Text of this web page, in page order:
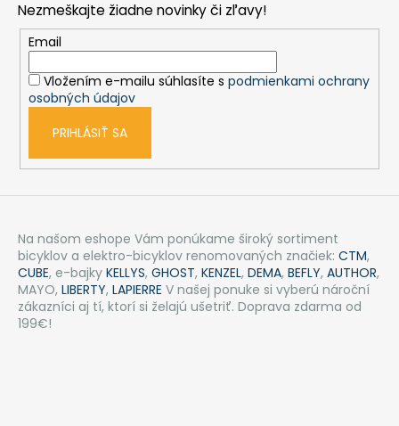
Nezmeškajte žiadne novinky či zľavy!
Email
Vložením e-mailu súhlasíte s podmienkami ochrany
osobných údajov
PRIHLÁSIŤ SA
Na našom eshope Vám ponúkame široký sortiment
bicyklov a elektro-bicyklov renomovaných značiek: CTM,
CUBE, e-bajky KELLYS, GHOST, KENZEL, DEMA, BEFLY, AUTHOR,
MAYO, LIBERTY, LAPIERRE V našej ponuke si vyberú nároční
zákazníci aj tí, ktorí si želajú ušetriť. Doprava zdarma od
199€!